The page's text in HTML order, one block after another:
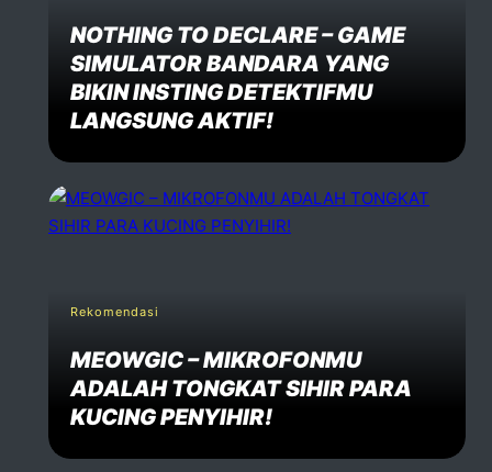
NOTHING TO DECLARE – GAME
SIMULATOR BANDARA YANG
BIKIN INSTING DETEKTIFMU
LANGSUNG AKTIF!
Rekomendasi
MEOWGIC – MIKROFONMU
ADALAH TONGKAT SIHIR PARA
KUCING PENYIHIR!